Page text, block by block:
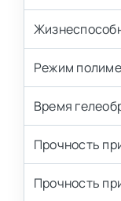
Режим
Время
Прочность
Прочность